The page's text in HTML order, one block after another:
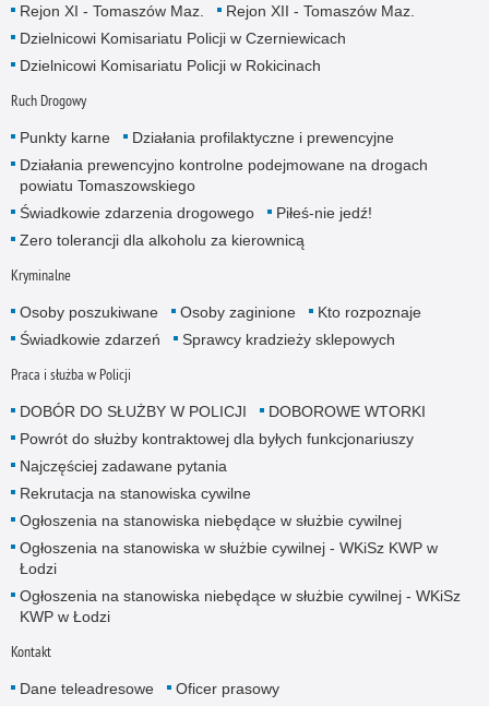
Rejon XI - Tomaszów Maz.
Rejon XII - Tomaszów Maz.
Dzielnicowi Komisariatu Policji w Czerniewicach
Dzielnicowi Komisariatu Policji w Rokicinach
Ruch Drogowy
Punkty karne
Działania profilaktyczne i prewencyjne
Działania prewencyjno kontrolne podejmowane na drogach
powiatu Tomaszowskiego
Świadkowie zdarzenia drogowego
Piłeś-nie jedź!
Zero tolerancji dla alkoholu za kierownicą
Kryminalne
Osoby poszukiwane Osoby zaginione
Kto rozpoznaje
Świadkowie zdarzeń
Sprawcy kradzieży sklepowych
Praca i służba w Policji
DOBÓR DO SŁUŻBY W POLICJI
DOBOROWE WTORKI
Powrót do służby kontraktowej dla byłych funkcjonariuszy
Najczęściej zadawane pytania
Rekrutacja na stanowiska cywilne
Ogłoszenia na stanowiska niebędące w służbie cywilnej
Ogłoszenia na stanowiska w służbie cywilnej - WKiSz KWP w
Łodzi
Ogłoszenia na stanowiska niebędące w służbie cywilnej - WKiSz
KWP w Łodzi
Kontakt
Dane teleadresowe
Oficer prasowy